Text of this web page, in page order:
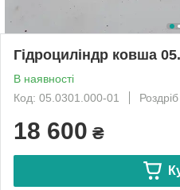
Гідроциліндр ковша
В наявності
Код: 05.0301.000-01
Роздріб
18 600 ₴